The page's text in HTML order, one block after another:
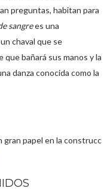
preguntas, habitan para
sangrees una
chaval que se
bañará sus manos y la
danza conocida como la
gran papel en la